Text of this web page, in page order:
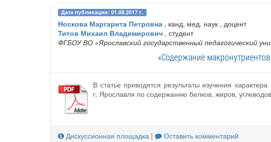
Дата публикации: 01.08.2017 г.
Носкова Маргарита Петровна , канд. мед. наук , доцент
Титов Михаил Владимирович , студент
ФГБОУ ВО «Ярославский государственный педагогический
«Содержание
В статье приводятся результаты изучения
г. Ярославля по содержанию белков, жиров,
Дискуссионная площадка | Оставить комментарий